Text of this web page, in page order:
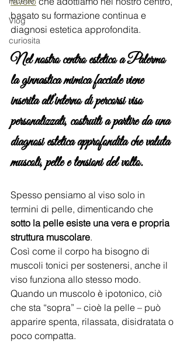
Vlog
curiosita
basato su formazione continua e
diagnosi estetica approfondita.
Nel nostro centro estetico a Palermo
la ginnastica mimica facciale viene
inserita all’interno di percorsi viso
personalizzati, costruiti a partire da una
diagnosi estetica approfondita che valuta
muscoli, pelle e tensioni del volto.
Spesso pensiamo al viso solo in
termini di pelle, dimenticando che
sotto la pelle esiste una vera e propria
struttura muscolare.
Così come il corpo ha bisogno di
muscoli tonici per sostenersi, anche il
viso funziona allo stesso modo.
Quando un muscolo è ipotonico, ciò
che sta “sopra” – cioè la pelle – può
apparire spenta, rilassata, disidratata o
poco compatta.